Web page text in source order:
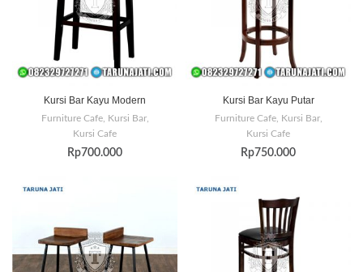
Kursi Bar Kayu Modern
Furniture Cafe, Kursi Bar,
Kursi Cafe
Rp700.000
Kursi Bar Kayu Putar
Furniture Cafe, Kursi Bar,
Kursi Cafe
Rp750.000